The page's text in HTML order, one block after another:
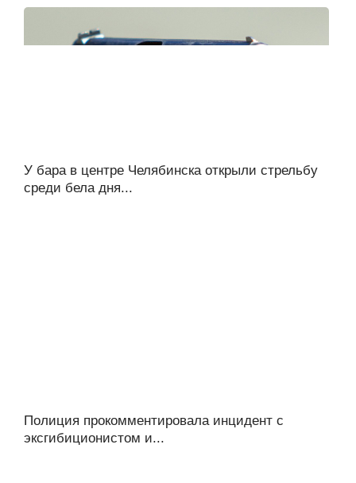
У бара в центре Челябинска открыли стрельбу
среди бела дня...
Полиция прокомментировала инцидент с
эксгибиционистом и...